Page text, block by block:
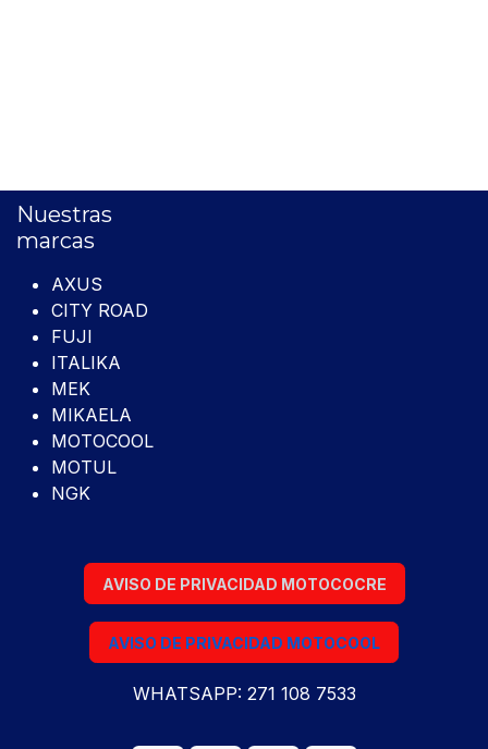
Nuestras
marcas
AXUS
CITY ROAD
FUJI
ITALIKA
MEK
MIKAELA
MOTOCOOL
MOTUL
NGK
AVISO DE PRIVACIDAD MOTOCOCRE
AVISO DE PRIVACIDAD MOTOCOOL
WHATSAPP: 271 108 7533